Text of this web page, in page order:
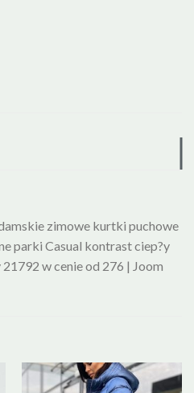
zimowe kurtki puchowe
parki Casual kontrast ciep?y
w cenie od 276 | Joom